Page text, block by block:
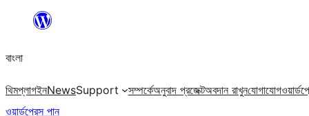
যান
বাংলা
থিমপ্লাগইনNewsSupport সম্পর্কেঅনুবাদ প্রজেক্টঅবদান রাখুনযোগাযোগ
ওয়ার্ডপ্রেস পান